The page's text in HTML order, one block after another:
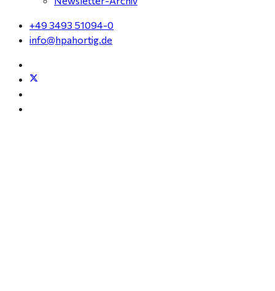
+49 3493 51094-0
info@hpahortig.de